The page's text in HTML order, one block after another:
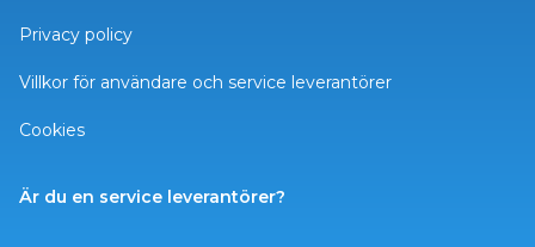
Privacy policy
Villkor för användare och service leverantörer
Cookies
Är du en service leverantörer?